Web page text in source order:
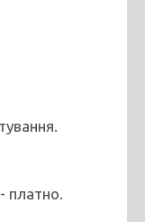
платно.